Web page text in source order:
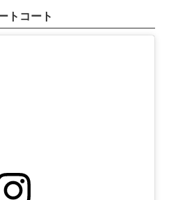
トコート